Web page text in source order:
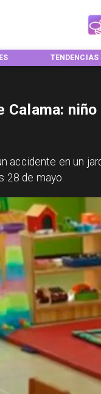
INICIO
accidente en un
28 de mayo.